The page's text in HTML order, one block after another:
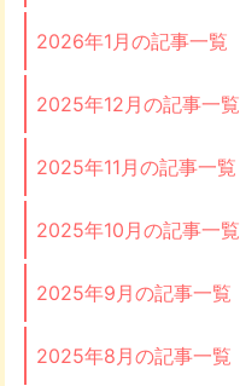
2026年1月の記事一覧
2025年12月の記事一覧
2025年11月の記事一覧
2025年10月の記事一覧
2025年9月の記事一覧
2025年8月の記事一覧